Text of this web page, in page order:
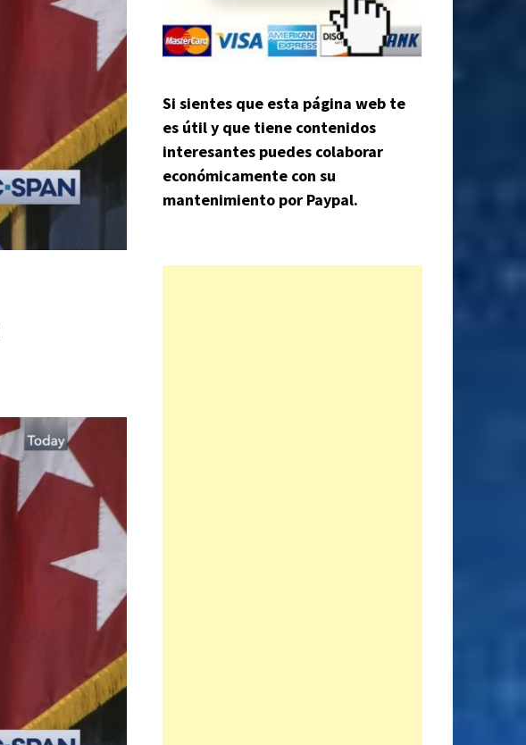
Si sientes que esta página web te
es útil y que tiene contenidos
interesantes puedes colaborar
económicamente con su
mantenimiento por Paypal.